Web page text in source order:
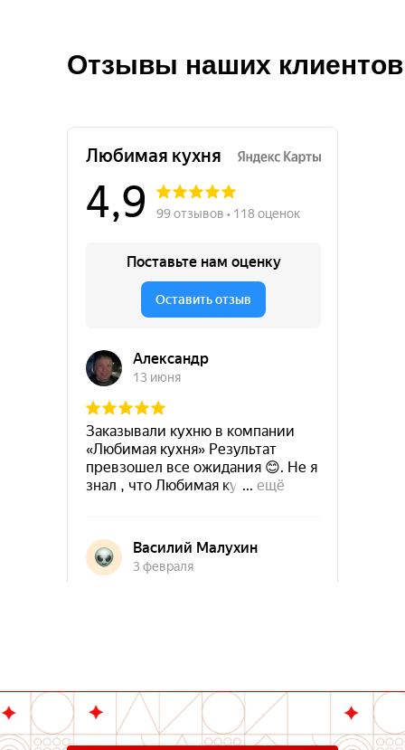
Отзывы наших клиентов